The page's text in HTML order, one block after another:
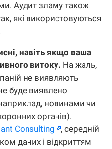
Аудит зламу також
які використовуються
навіть якщо ваша
витоку. На жаль,
не виявляють
буде виявлено
новинами чи
органів).
Consulting
, середній
даних і відкриттям